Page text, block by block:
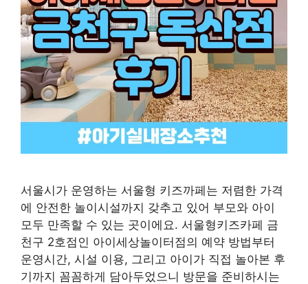
서울시가 운영하는 서울형 키즈까페는 저렴한 가격
에 안전한 놀이시설까지 갖추고 있어 부모와 아이
모두 만족할 수 있는 곳이에요. 서울형키즈카페 금
천구 2호점인 아이세상놀이터점의 예약 방법부터
운영시간, 시설 이용, 그리고 아이가 직접 놀아본 후
기까지 꼼꼼하게 담아두었으니 방문을 준비하시는